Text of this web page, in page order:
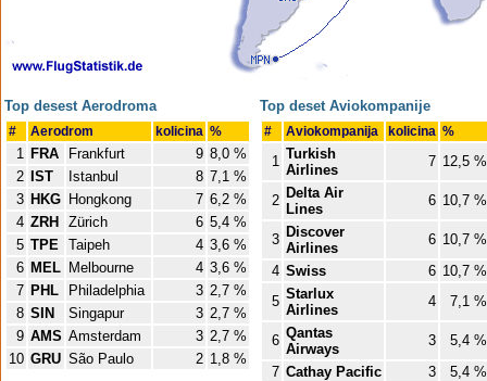
Top desest Aerodroma
# Aerodrom kolicina %
1 FRA Frankfurt 9 8,0 %
2
IST Istanbul 8 7,1 %
3 HKG Hongkong 7 6,2 %
4 ZRH Zürich 6 5,4 %
5 TPE Taipeh 4 3,6 %
6 MEL Melbourne 4 3,6 %
7 PHL Philadelphia 3 2,7 %
8 SIN Singapur 3 2,7 %
9 AMS Amsterdam 3 2,7 %
10 GRU São Paulo 2 1,8 %
Top deset Aviokompanije
# Aviokompanija kolicina %
1 Turkish
Airlines
7 12,5 %
2 Delta Air
Lines
6 10,7 %
3 Discover
Airlines
6 10,7 %
4 Swiss 6 10,7 %
5 Starlux
Airlines
4 7,1 %
6 Qantas
Airways
3
5,4 %
7 Cathay Pacific 3
5,4 %